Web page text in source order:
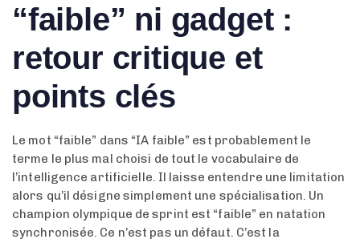
“faible” ni gadget :
retour critique et
points clés
Le mot “faible” dans “IA faible” est probablement le
terme le plus mal choisi de tout le vocabulaire de
l’intelligence artificielle. Il laisse entendre une limitation
alors qu’il désigne simplement une spécialisation. Un
champion olympique de sprint est “faible” en natation
synchronisée. Ce n’est pas un défaut. C’est la